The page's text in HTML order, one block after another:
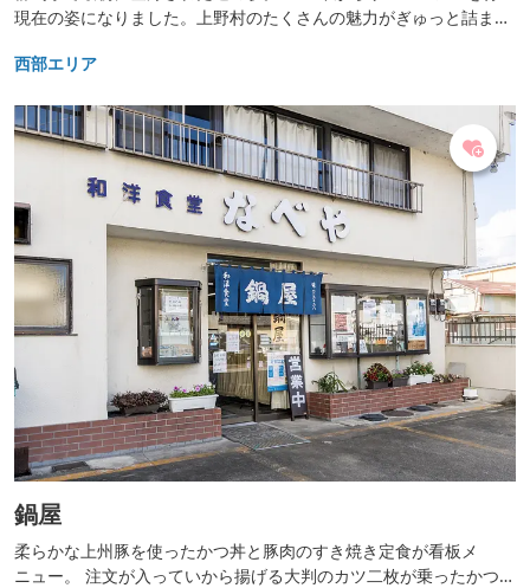
現在の姿になりました。上野村のたくさんの魅力がぎゅっと詰まっ
名物のブランド肉「いのぶた」料理を味わえます。特産の十石みそ
は、清流「神流川（かんながわ）」を望んでBBQを楽しめます。
併設する「ウッディー上野村銘木工芸館」では、ぬくもり溢れる木
工品を展示販売しています。 また国道を挟んで反対側には「十石そ
ば 福寿庵」があります。臼による挽き立て、打ち立ての手打ちそ
ばをご賞味ください。
西部エリア
鍋屋
柔らかな上州豚を使ったかつ丼と豚肉のすき焼き定食が看板メ
ニュー。 注文が入っていから揚げる大判のカツ二枚が乗ったかつ丼